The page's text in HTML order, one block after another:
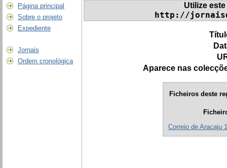
Página principal
Sobre o projeto
Expediente
Jornais
Ordem cronológica
Utilize
http://
Aparece nas
Ficheiros deste
Correio de Aracaju